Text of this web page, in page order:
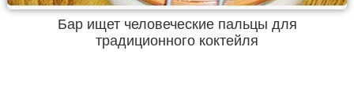
Бар ищет человеческие пальцы для
традиционного коктейля